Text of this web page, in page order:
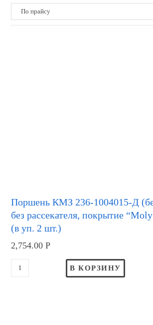
Поршень КМЗ 236-1004015-Д
без рассекателя, покрытие
(в уп. 2 шт.)
2,754.00Р
В КОРЗИНУ